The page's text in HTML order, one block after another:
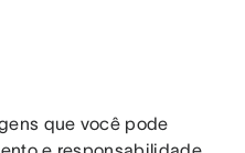
que você pode